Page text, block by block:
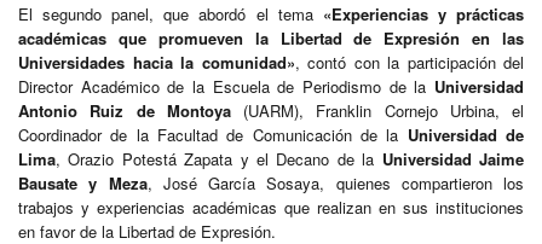
El segundo panel, que abordó el tema «Experiencias y prácticas
académicas que promueven la Libertad de Expresión en las
Universidades hacia la comunidad», contó con la participación del
Director Académico de la Escuela de Periodismo de la Universidad
Antonio Ruiz de Montoya(UARM), Franklin Cornejo Urbina, el
Coordinador de la Facultad de Comunicación de la Universidad de
Lima, Orazio Potestá Zapata y el Decano de la Universidad Jaime
Bausate y Meza, José García Sosaya, quienes compartieron los
trabajos y experiencias académicas que realizan en sus instituciones
en favor de la Libertad de Expresión.